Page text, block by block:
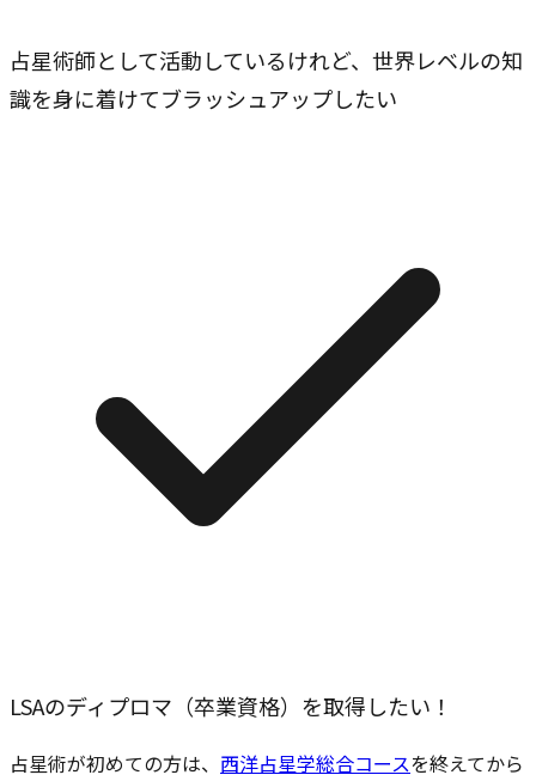
占星術師として活動しているけれど、世界レベルの知
識を身に着けてブラッシュアップしたい
LSAのディプロマ（卒業資格）を取得したい！
占星術が初めての方は、 西洋占星学総合コースを終えてから